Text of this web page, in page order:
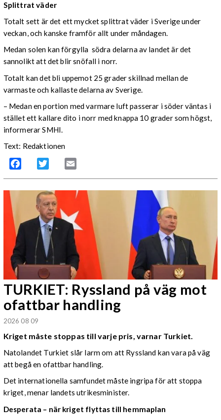
Splittrat väder
Totalt sett är det ett mycket splittrat väder i Sverige under
veckan, och kanske framför allt under måndagen.
Medan solen kan förgylla södra delarna av landet är det
sannolikt att det blir snöfall i norr.
Totalt kan det bli uppemot 25 grader skillnad mellan de
varmaste och kallaste delarna av Sverige.
– Medan en portion med varmare luft passerar i söder väntas i
stället ett kallare dito i norr med knappa 10 grader som högst,
informerar SMHI.
Text: Redaktionen
Facebook Twitter
TURKIET: Ryssland på väg mot
ofattbar handling
2026 08 09
Kriget måste stoppas till varje pris, varnar Turkiet.
Natolandet Turkiet slår larm om att Ryssland kan vara på väg
att begå en ofattbar handling.
Det internationella samfundet måste ingripa för att stoppa
kriget, menar landets utrikesminister.
Desperata – när kriget flyttas till hemmaplan